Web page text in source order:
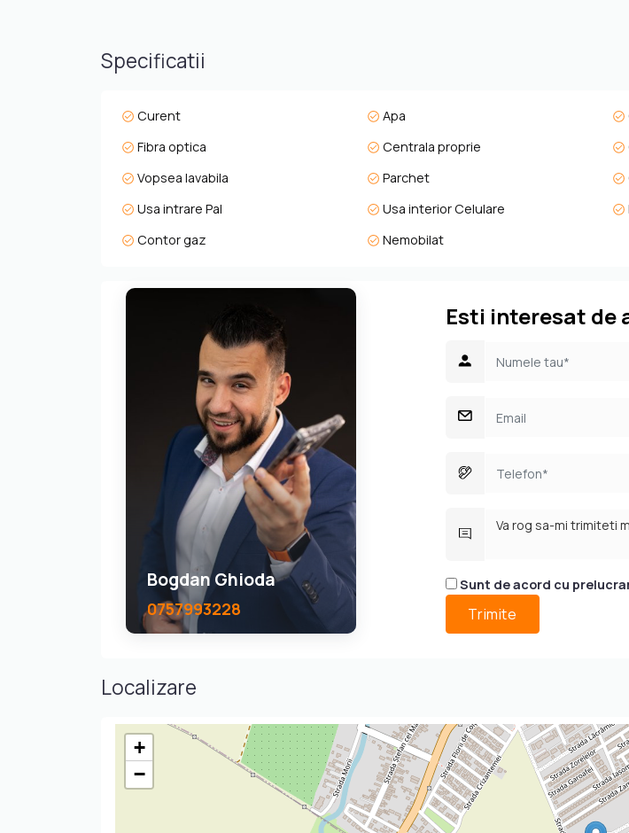
Specificatii
Curent Apa
Fibra optica
Centrala proprie
Vopsea lavabila
Parchet
Usa intrare Pal
Usa interior Celulare
Contor gaz
Nemobilat
Bogdan Ghioda
0757993228
Esti interesat de
Sunt de acord cu
Localizare
+
−